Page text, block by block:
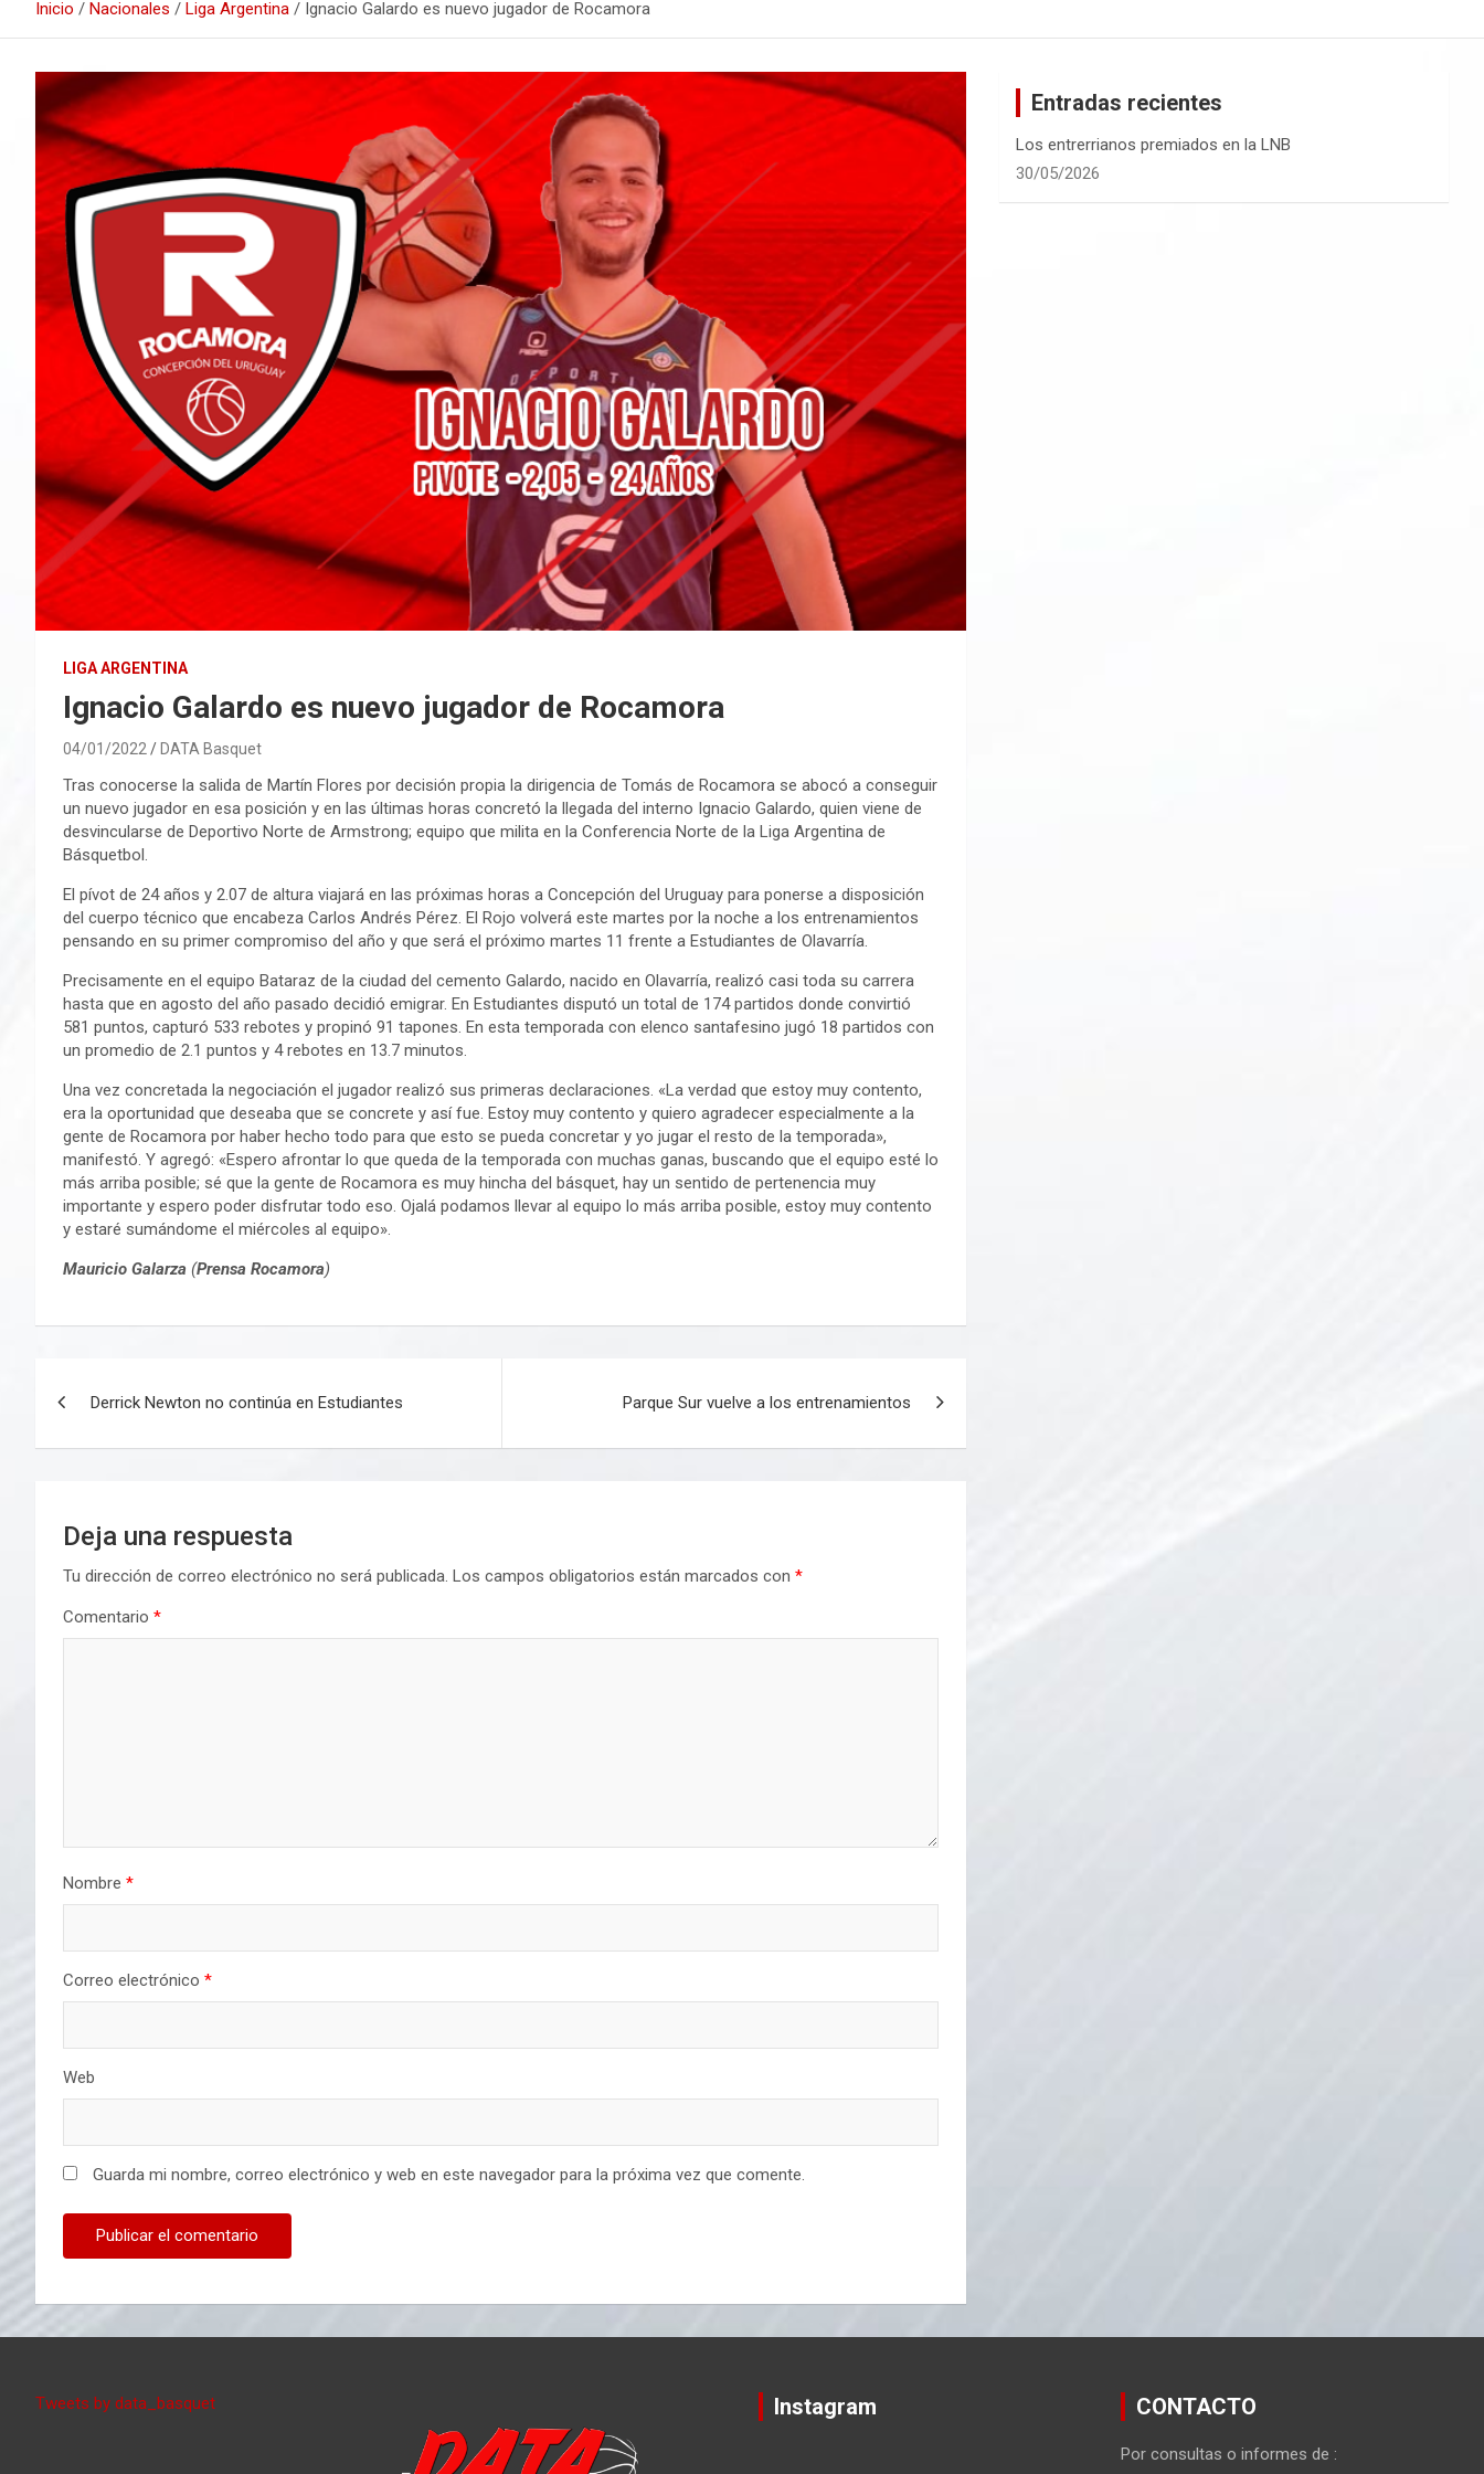
Inicio Nacionales Liga Argentina Ignacio Galardo es nuevo jugador de Rocamora
LIGA ARGENTINA
Ignacio Galardo es nuevo jugador de Rocamora
04/01/2022 DATA Basquet
Tras conocerse la salida de Martín Flores por decisión propia la dirigencia de Tomás de Rocamora se abocó a conseguir
un nuevo jugador en esa posición y en las últimas horas concretó la llegada del interno Ignacio Galardo, quien viene de
desvincularse de Deportivo Norte de Armstrong; equipo que milita en la Conferencia Norte de la Liga Argentina de
Básquetbol.
El pívot de 24 años y 2.07 de altura viajará en las próximas horas a Concepción del Uruguay para ponerse a disposición
del cuerpo técnico que encabeza Carlos Andrés Pérez. El Rojo volverá este martes por la noche a los entrenamientos
pensando en su primer compromiso del año y que será el próximo martes 11 frente a Estudiantes de Olavarría.
Precisamente en el equipo Bataraz de la ciudad del cemento Galardo, nacido en Olavarría, realizó casi toda su carrera
hasta que en agosto del año pasado decidió emigrar. En Estudiantes disputó un total de 174 partidos donde convirtió
581 puntos, capturó 533 rebotes y propinó 91 tapones. En esta temporada con elenco santafesino jugó 18 partidos con
un promedio de 2.1 puntos y 4 rebotes en 13.7 minutos.
Una vez concretada la negociación el jugador realizó sus primeras declaraciones. «La verdad que estoy muy contento,
era la oportunidad que deseaba que se concrete y así fue. Estoy muy contento y quiero agradecer especialmente a la
gente de Rocamora por haber hecho todo para que esto se pueda concretar y yo jugar el resto de la temporada»,
manifestó. Y agregó: «Espero afrontar lo que queda de la temporada con muchas ganas, buscando que el equipo esté lo
más arriba posible; sé que la gente de Rocamora es muy hincha del básquet, hay un sentido de pertenencia muy
importante y espero poder disfrutar todo eso. Ojalá podamos llevar al equipo lo más arriba posible, estoy muy contento
y estaré sumándome el miércoles al equipo».
Mauricio Galarza (Prensa Rocamora)
Derrick Newton no continúa en Estudiantes Parque Sur vuelve a los entrenamientos
Deja una respuesta
Tu dirección de correo electrónico no será publicada. Los campos obligatorios están marcados con *
Comentario *
Nombre *
Correo electrónico *
Web
Guarda mi nombre, correo electrónico y web en este navegador para la próxima vez que comente.
Entradas recientes
Los entrerrianos premiados en la LNB
30/05/2026
Tweets by data_basquet Instagram CONTACTO
Por consultas o informes de :